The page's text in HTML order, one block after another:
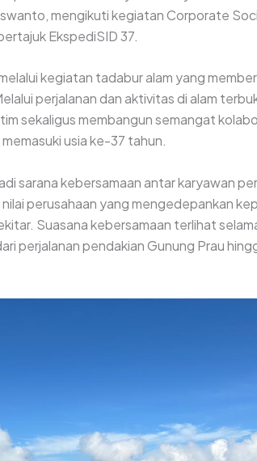
, mengikuti kegiatan Corporate
EkspediSID 37.
kegiatan tadabur alam yang
perjalanan dan aktivitas di alam
sekaligus membangun semangat
usia ke-37 tahun.
sarana kebersamaan antar karyawan
perusahaan yang mengedepankan
Suasana kebersamaan terlihat
perjalanan pendakian Gunung Prau